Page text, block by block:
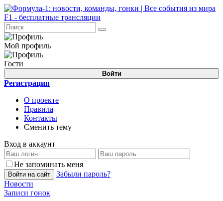
Мой профиль
Гости
Войти
Регистрация
О проекте
Правила
Контакты
Сменить тему
Вход в аккаунт
Не запоминать меня
Войти на сайт
Забыли пароль?
Новости
Записи гонок